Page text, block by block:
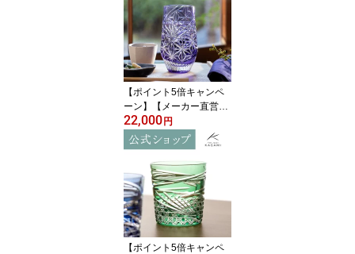
ラス 冷酒杯 赤 青ギフト
ラッピング無料 結婚祝
内祝 贈答品 送別品父の
日 母の日 敬老の日 誕生
日プレゼント
【ポイント5倍キャンペ
ーン】【メーカー直営
店】江戸切子 カガミクリ
スタル タンブラーKAGA
MI T777-3028-CMP ＜麻
の葉＞ハイボールグラス
ビールグラス 名入れ ギ
フト贈答品 送別品 退職
記念品 結婚祝 内祝父の
日 母の日 古希祝 敬老の
日
22,000円
【ポイント5倍キャンペ